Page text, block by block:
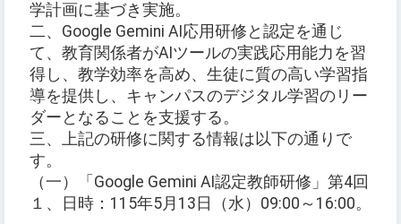
学計画に基づき実施。
二、Google Gemini AI応用研修と認定を通じ
て、教育関係者がAIツールの実践応用能力を習
得し、教学効率を高め、生徒に質の高い学習指
導を提供し、キャンパスのデジタル学習のリー
ダーとなることを支援する。
三、上記の研修に関する情報は以下の通りで
す。
（一）「Google Gemini AI認定教師研修」第4回
１、日時：115年5月13日（水）09:00～16:00。